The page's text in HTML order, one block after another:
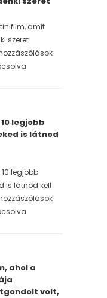
amit
szeret
legjobb
is látnod
legjobb
is látnod kell
ahol a
volt,